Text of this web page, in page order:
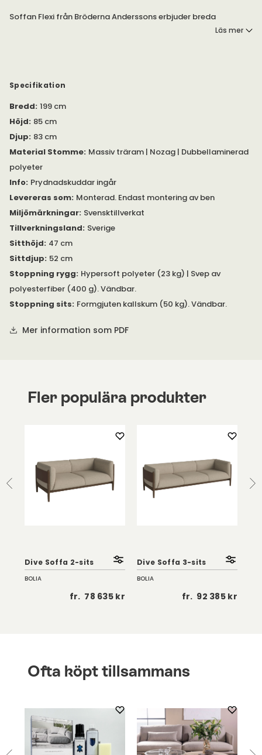
Soffan Flexi från Bröderna Anderssons erbjuder breda
valmöjligheter. Välj vilket av de fyra olika armstöden du
önskemål. Se bifogad PDF under Specifikation för mer
Hittar du inte kombinationen du söker? Kontakta oss, så
hjälper vi dig vidare.
Läs mer
Specifikation
Bredd: 199 cm
Höjd: 85 cm
Djup: 83 cm
Material Stomme: Massiv träram | Nozag | Dubbellaminerad
polyeter
Info: Prydnadskuddar ingår
Levereras som: Monterad. Endast montering av ben
Miljömärkningar: Svensktillverkat
Tillverkningsland: Sverige
Sitthöjd: 47 cm
Sittdjup: 52 cm
Stoppning rygg: Hypersoft polyeter (23 kg) | Svep av
polyesterfiber (400 g). Vändbar.
Stoppning sits: Formgjuten kallskum (50 kg). Vändbar.
Mer information som PDF
Fler populära produkter
Dive Soffa 2-sits
BOLIA
fr. 78 635 kr
Dive Soffa 3-sits
BOLIA
fr. 92 385 kr
Ofta köpt tillsammans